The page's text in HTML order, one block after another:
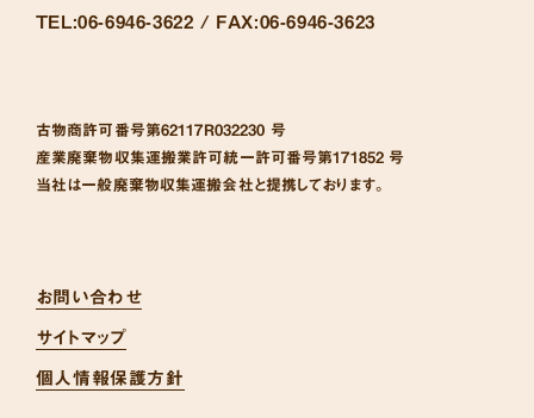
TEL:06-6946-3622 / FAX:06-6946-3623
古物商許可番号第62117R032230 号
産業廃棄物収集運搬業許可統一許可番号第171852 号
当社は一般廃棄物収集運搬会社と提携しております。
お問い合わせ
サイトマップ
個人情報保護方針